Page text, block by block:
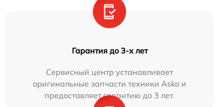
Гарантия до 3-х лет
Сервисный центр устанавливает
оригинальные запчасти техники Asko и
предоставляет гарантию до 3 лет.